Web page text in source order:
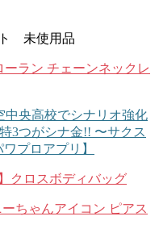
未使用品
ーラン チェーンネックレ
中央高校でシナリオ強化
3つがシナ金!! 〜サクス
プロアプリ】
クロスボディバッグ
ちゃんアイコン ピアス